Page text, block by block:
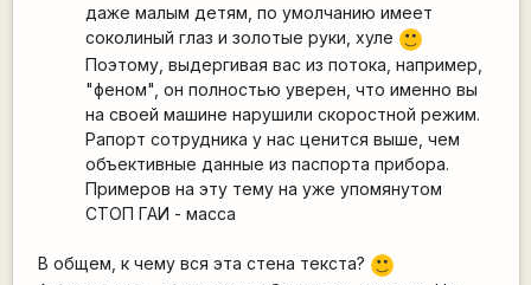
даже малым детям, по умолчанию имеет
соколиный глаз и золотые руки, хуле
:)
Поэтому, выдергивая вас из потока, например,
"феном", он полностью уверен, что именно вы
на своей машине нарушили скоростной режим.
Рапорт сотрудника у нас ценится выше, чем
объективные данные из паспорта прибора.
Примеров на эту тему на уже упомянутом
СТОП ГАИ - масса
В общем, к чему вся эта стена текста?
:)